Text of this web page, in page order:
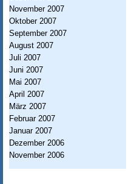
n
s
w
i
s
s
e
n
s
November 2007
Oktober 2007
September 2007
August 2007
Juli 2007
Juni 2007
Mai 2007
April 2007
März 2007
Februar 2007
Januar 2007
Dezember 2006
November 2006